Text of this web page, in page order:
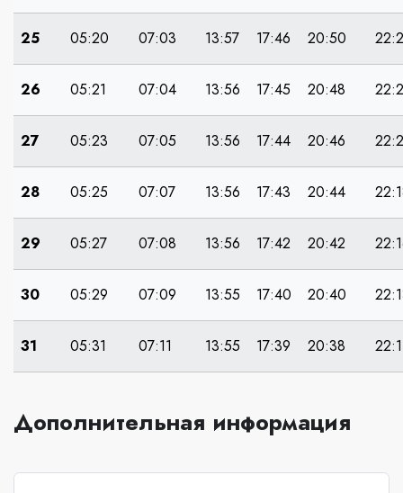
25 05:20 07:03 13:57 17:46 20:50
26 05:21 07:04 13:56 17:45 20:48
27 05:23 07:05 13:56 17:44 20:46
28 05:25 07:07 13:56 17:43 20:44
29 05:27 07:08 13:56 17:42 20:42
30 05:29 07:09 13:55 17:40 20:40
31 05:31 07:11 13:55 17:39 20:38
Дополнительная информация